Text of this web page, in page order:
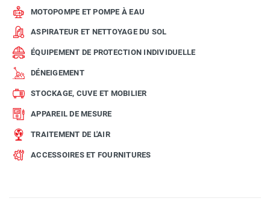
MOTOPOMPE ET POMPE À EAU
ASPIRATEUR ET NETTOYAGE DU SOL
ÉQUIPEMENT DE PROTECTION INDIVIDUELLE
DÉNEIGEMENT
STOCKAGE, CUVE ET MOBILIER
APPAREIL DE MESURE
TRAITEMENT DE L'AIR
ACCESSOIRES ET FOURNITURES